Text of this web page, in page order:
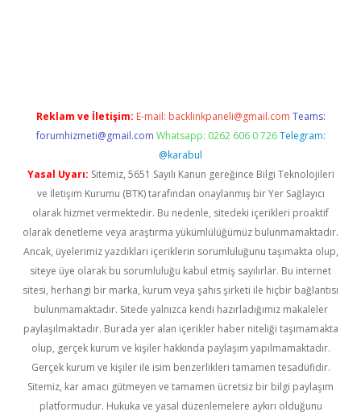
Reklam ve İletişim: E-mail: backlinkpaneli@gmail.com Teams:
forumhizmeti@gmail.com Whatsapp: 0262 606 0 726 Telegram:
@karabul
Yasal Uyarı: Sitemiz, 5651 Sayılı Kanun gereğince Bilgi Teknolojileri
ve İletişim Kurumu (BTK) tarafından onaylanmış bir Yer Sağlayıcı
olarak hizmet vermektedir. Bu nedenle, sitedeki içerikleri proaktif
olarak denetleme veya araştırma yükümlülüğümüz bulunmamaktadır.
Ancak, üyelerimiz yazdıkları içeriklerin sorumluluğunu taşımakta olup,
siteye üye olarak bu sorumluluğu kabul etmiş sayılırlar. Bu internet
sitesi, herhangi bir marka, kurum veya şahıs şirketi ile hiçbir bağlantısı
bulunmamaktadır. Sitede yalnızca kendi hazırladığımız makaleler
paylaşılmaktadır. Burada yer alan içerikler haber niteliği taşımamakta
olup, gerçek kurum ve kişiler hakkında paylaşım yapılmamaktadır.
Gerçek kurum ve kişiler ile isim benzerlikleri tamamen tesadüfidir.
Sitemiz, kar amacı gütmeyen ve tamamen ücretsiz bir bilgi paylaşım
platformudur. Hukuka ve yasal düzenlemelere aykırı olduğunu